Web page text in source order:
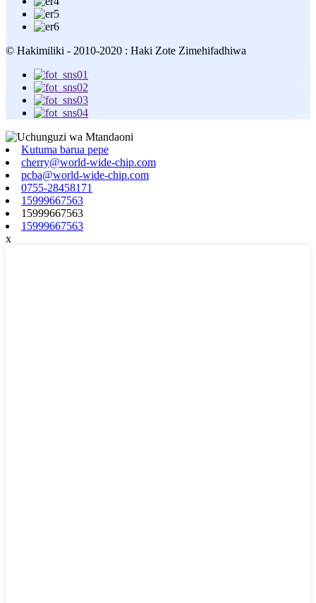
© Hakimiliki - 2010-2020 : Haki Zote Zimehifadhiwa
Kutuma barua pepe
cherry@world-wide-chip.com
pcba@world-wide-chip.com
0755-28458171
15999667563
15999667563
15999667563
x